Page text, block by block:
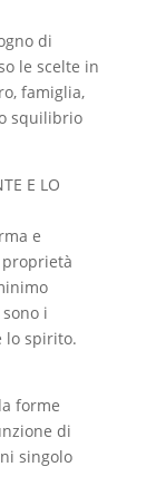
di
le scelte in
famiglia,
squilibrio
E LO
e
proprietà
i
lo spirito.
forme
di
singolo